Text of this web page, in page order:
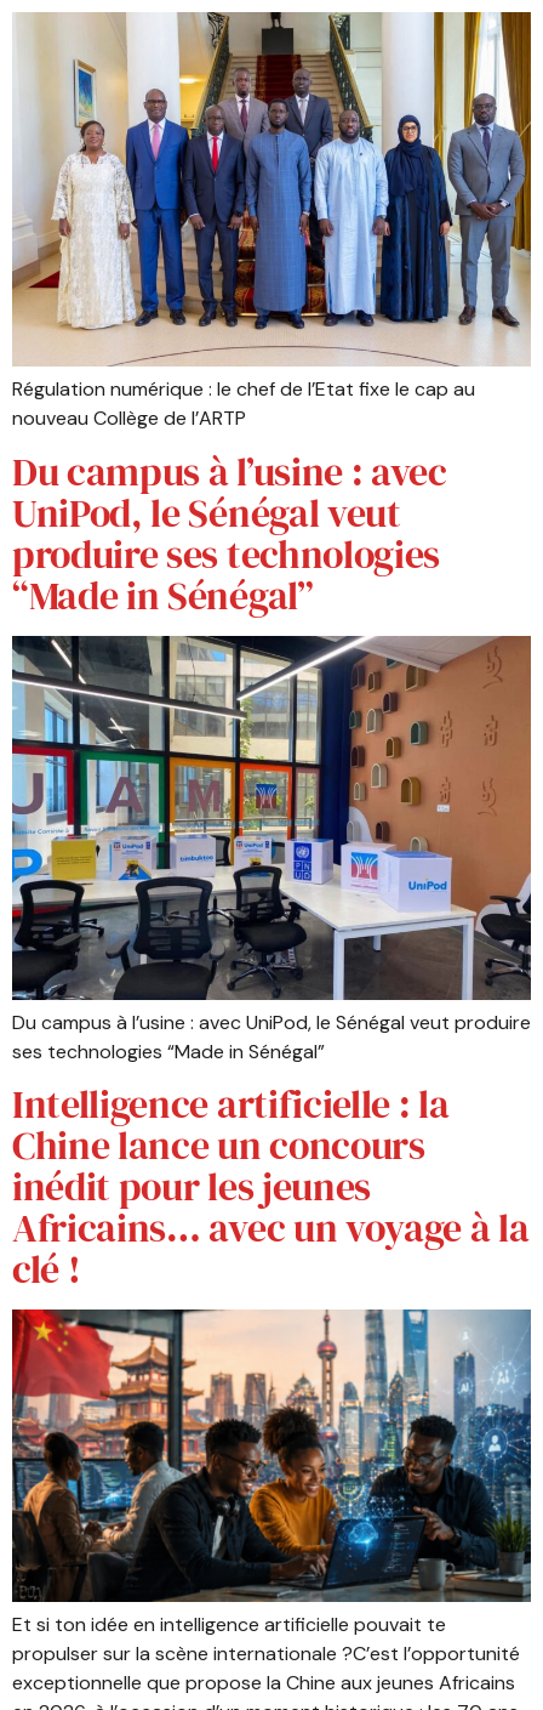
Régulation numérique : le chef de l’Etat fixe le cap au
nouveau Collège de l’ARTP
Du campus à l’usine : avec
UniPod, le Sénégal veut
produire ses technologies
“Made in Sénégal”
Du campus à l’usine : avec UniPod, le Sénégal veut produire
ses technologies “Made in Sénégal”
Intelligence artificielle : la
Chine lance un concours
inédit pour les jeunes
Africains… avec un voyage à la
clé !
Et si ton idée en intelligence artificielle pouvait te
propulser sur la scène internationale ?C’est l’opportunité
exceptionnelle que propose la Chine aux jeunes Africains